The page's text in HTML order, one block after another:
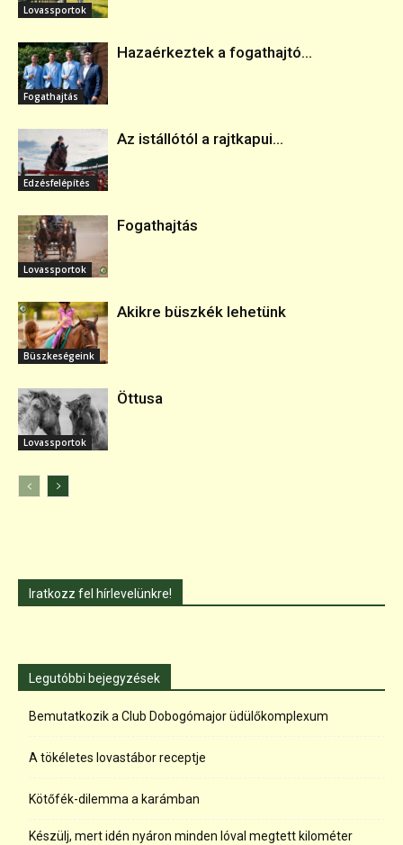
Lovassportok
Fogathajtás
Hazaérkeztek a fogathajtó...
Edzésfelépítés
Az istállótól a rajtkapui...
Lovassportok
Fogathajtás
Büszkeségeink
Akikre büszkék lehetünk
Lovassportok
Öttusa
Iratkozz fel hírlevelünkre!
Legutóbbi bejegyzések
Bemutatkozik a Club Dobogómajor üdülőkomplexum
A tökéletes lovastábor receptje
Kötőfék-dilemma a karámban
Készülj, mert idén nyáron minden lóval megtett kilométer